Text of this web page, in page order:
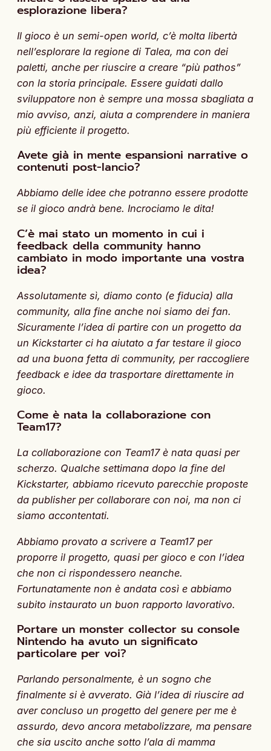
esplorazione libera?
Il gioco è un semi-open world, c’è molta libertà
nell’esplorare la regione di Talea, ma con dei
paletti, anche per riuscire a creare “più pathos”
con la storia principale. Essere guidati dallo
sviluppatore non è sempre una mossa sbagliata a
mio avviso, anzi, aiuta a comprendere in maniera
più efficiente il progetto.
Avete già in mente espansioni narrative o
contenuti post-lancio?
Abbiamo delle idee che potranno essere prodotte
se il gioco andrà bene. Incrociamo le dita!
C’è mai stato un momento in cui i
feedback della community hanno
cambiato in modo importante una vostra
idea?
Assolutamente sì, diamo conto (e fiducia) alla
community, alla fine anche noi siamo dei fan.
Sicuramente l’idea di partire con un progetto da
un Kickstarter ci ha aiutato a far testare il gioco
ad una buona fetta di community, per raccogliere
feedback e idee da trasportare direttamente in
gioco.
Come è nata la collaborazione con
Team17?
La collaborazione con Team17 è nata quasi per
scherzo. Qualche settimana dopo la fine del
Kickstarter, abbiamo ricevuto parecchie proposte
da publisher per collaborare con noi, ma non ci
siamo accontentati.
Abbiamo provato a scrivere a Team17 per
proporre il progetto, quasi per gioco e con l’idea
che non ci rispondessero neanche.
Fortunatamente non è andata così e abbiamo
subito instaurato un buon rapporto lavorativo.
Portare un monster collector su console
Nintendo ha avuto un significato
particolare per voi?
Parlando personalmente, è un sogno che
finalmente si è avverato. Già l’idea di riuscire ad
aver concluso un progetto del genere per me è
assurdo, devo ancora metabolizzare, ma pensare
che sia uscito anche sotto l’ala di mamma